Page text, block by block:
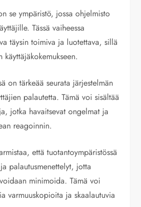
se ympäristö, jossa ohjelmisto
Tässä vaiheessa
täysin toimiva ja luotettava, sillä
käyttäjäkokemukseen.
on tärkeää seurata järjestelmän
palautetta. Tämä voi sisältää
jotka havaitsevat ongelmat ja
reagoinnin.
että tuotantoympäristössä
palautusmenettelyt, jotta
minimoida. Tämä voi
varmuuskopioita ja skaalautuvia